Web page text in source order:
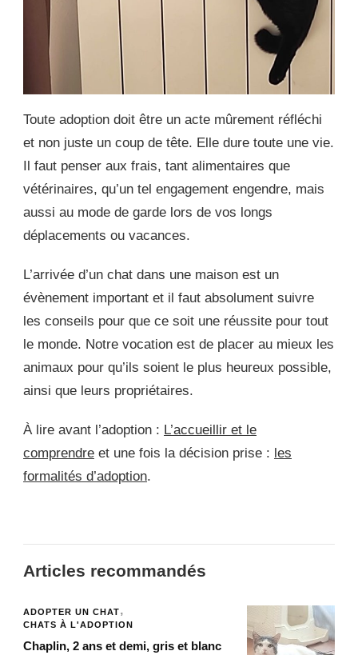
Toute adoption doit être un acte mûrement réfléchi
et non juste un coup de tête. Elle dure toute une vie.
Il faut penser aux frais, tant alimentaires que
vétérinaires, qu’un tel engagement engendre, mais
aussi au mode de garde lors de vos longs
déplacements ou vacances.
L’arrivée d’un chat dans une maison est un
évènement important et il faut absolument suivre
les conseils pour que ce soit une réussite pour tout
le monde. Notre vocation est de placer au mieux les
animaux pour qu’ils soient le plus heureux possible,
ainsi que leurs propriétaires.
À lire avant l’adoption : L’accueillir et le
comprendre et une fois la décision prise : les
formalités d’adoption.
Articles recommandés
ADOPTER UN CHAT
CHATS À L'ADOPTION
Chaplin, 2 ans et demi, gris et blanc